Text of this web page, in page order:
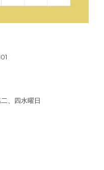
、四水曜日